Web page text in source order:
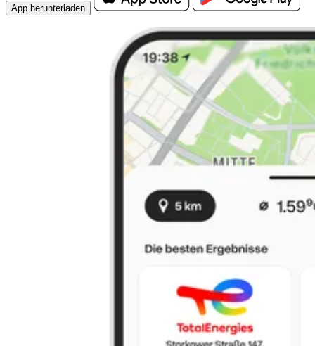
App herunterladen